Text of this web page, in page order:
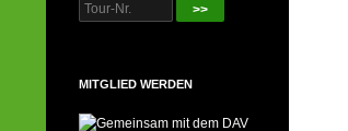
>>
MITGLIED WERDEN